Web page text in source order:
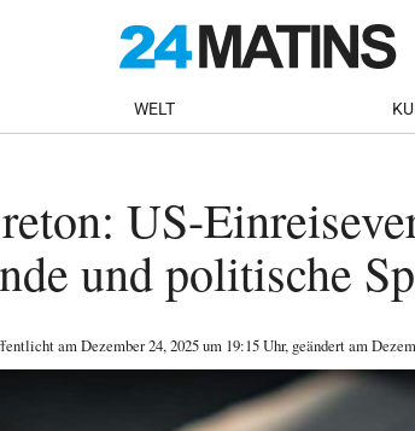
WELT
US-
und politische
amDezember 24, 2025um 19:15 Uhr, geändert am